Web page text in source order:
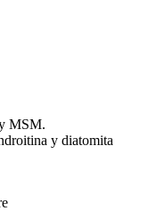
MSM.
y diatomita